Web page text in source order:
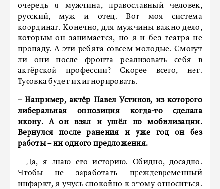
очередь я мужчина, православный человек,
русский, муж и отец. Вот моя система
координат. Конечно, для мужчины важно дело,
которым он занимается, но я и без театра не
пропаду. А эти ребята совсем молодые. Смогут
ли они после фронта реализовать себя в
актёрской профессии? Скорее всего, нет.
Тусовка будет их игнорировать.
– Например, актёр Павел Устинов, из которого
либеральная оппозиция когда-то сделала
икону. А он взял и ушёл по мобилизации.
Вернулся после ранения и уже год он без
работы – ни одного предложения.
– Да, я знаю его историю. Обидно, досадно.
Чтобы не заработать преждевременный
инфаркт, я учусь спокойно к этому относиться.